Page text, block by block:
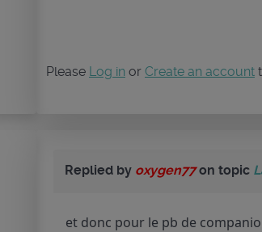
Please Log in or Create an account
Replied by oxygen77on topic
et donc pour le pb de